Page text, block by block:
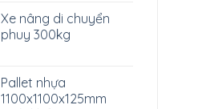
Xe nâng di chuyển
phuy 300kg
Pallet nhựa
1100x1100x125mm